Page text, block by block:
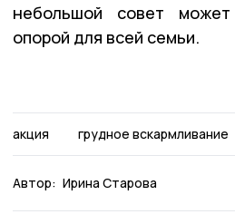
небольшой совет
опорой для всей семьи.
акция грудное вскармливание
Автор: Ирина Старова